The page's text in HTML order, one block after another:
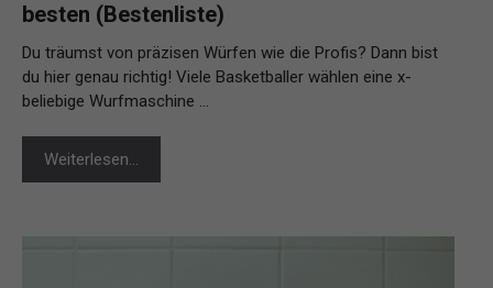
besten (Bestenliste)
Du träumst von präzisen Würfen wie die Profis? Dann bist
du hier genau richtig! Viele Basketballer wählen eine x-
beliebige Wurfmaschine …
Weiterlesen…